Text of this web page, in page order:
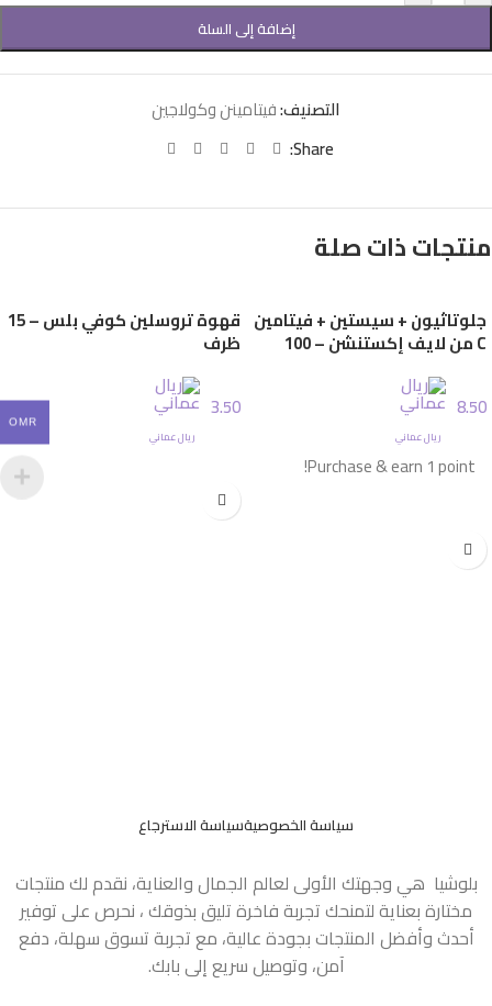
إضافة إلى السلة
التصنيف:فيتامينن وكولاجين
Share:
منتجات ذات صلة
جلوتاثيون + سيستين + فيتامين
C من لايف إكستنشن – 100
8.50
ريال عماني
Purchase & earn 1 point!
قهوة تروسلين كوفي بلس – 15
ظرف
3.50
ريال عماني
سياسة الخصوصيةسياسة الاسترجاع
بلوشيا هي وجهتك الأولى لعالم الجمال والعناية، نقدم لك منتجات
مختارة بعناية لتمنحك تجربة فاخرة تليق بذوقك ، نحرص على توفير
أحدث وأفضل المنتجات بجودة عالية، مع تجربة تسوق سهلة، دفع
آمن، وتوصيل سريع إلى بابك.
OMR